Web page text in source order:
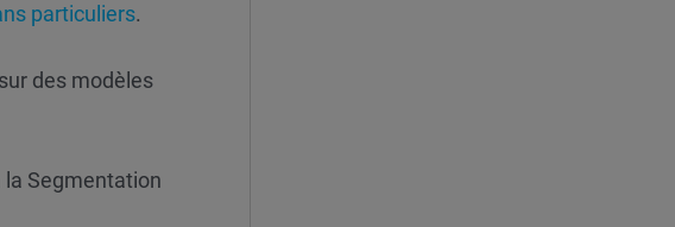
particuliers.
des modèles
la Segmentation